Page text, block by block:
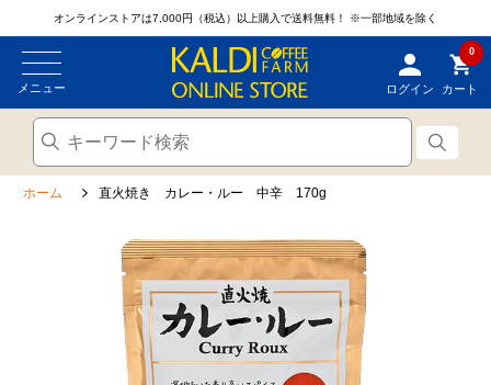
オンラインストアは7,000円（税込）以上購入で送料無料！ ※一部地域を除く
メニュー ログイン
0
カート
ホーム 直火焼き カレー・ルー 中辛 170g